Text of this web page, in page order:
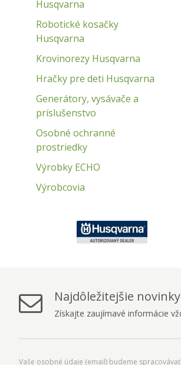
Husqvarna
Robotické kosačky
Husqvarna
Krovinorezy Husqvarna
Hračky pre deti Husqvarna
Generátory, vysávače a
príslušenstvo
Osobné ochranné
prostriedky
Výrobky ECHO
Výrobcovia
Najdôležitejšie
Získajte zaujímavé informácie
Vaše osobné údaje (email) budeme